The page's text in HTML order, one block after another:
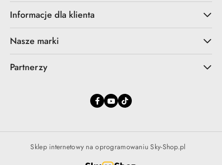
Informacje dla klienta
Nasze marki
Partnerzy
Sklep internetowy na oprogramowaniu Sky-Shop.pl